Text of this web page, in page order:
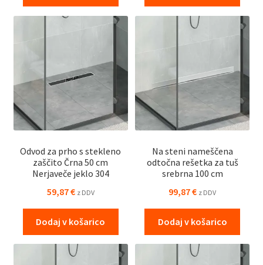
Odvod za prho s stekleno
zaščito Črna 50 cm
Nerjaveče jeklo 304
59,87€ z DDV
Dodaj v košarico
Na steni nameščena
odtočna rešetka za tuš
srebrna 100 cm
99,87€ z DDV
Dodaj v košarico